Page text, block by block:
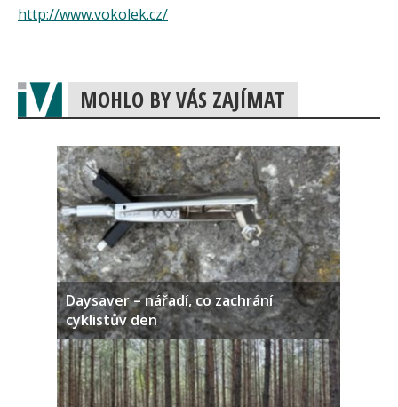
http://www.vokolek.cz/
MOHLO BY VÁS ZAJÍMAT
Daysaver – nářadí, co zachrání
cyklistův den